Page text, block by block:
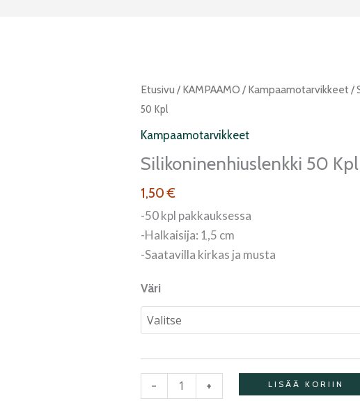
Etusivu / KAMPAAMO / Kampaamotarvikkeet/
50 Kpl
Kampaamotarvikkeet
Silikoninenhiuslenkki 50 Kpl
1,50€
-50 kpl pakkauksessa
-Halkaisija: 1,5 cm
-Saatavilla kirkas ja musta
Väri
-
Silikoninenhiuslenkki
50
kpl
+ LISÄÄ KORIIN